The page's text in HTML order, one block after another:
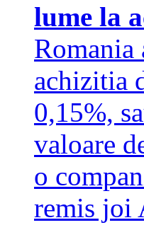
lume la
achizitia
0,15%,
valoare
o
remis